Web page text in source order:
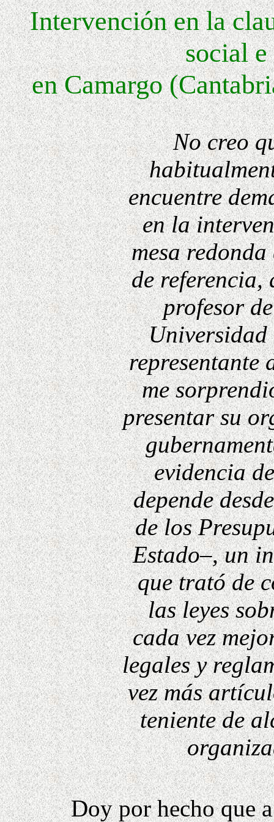
Intervención en la
social
en Camargo
No creo
encuentre
en la
mesa
de referencia,
profesor
representante
me
presentar su
evidencia
depende
de los
Estado–, un
que trató de
las leyes
cada vez
legales y
vez más
teniente de
Doy por hecho que